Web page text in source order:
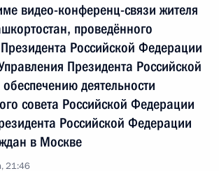
видео-конференц-связи жителя
проведённого
Российской Федерации
Президента Российской
деятельности
совета Российской Федерации
Российской Федерации
в Москве
21:46